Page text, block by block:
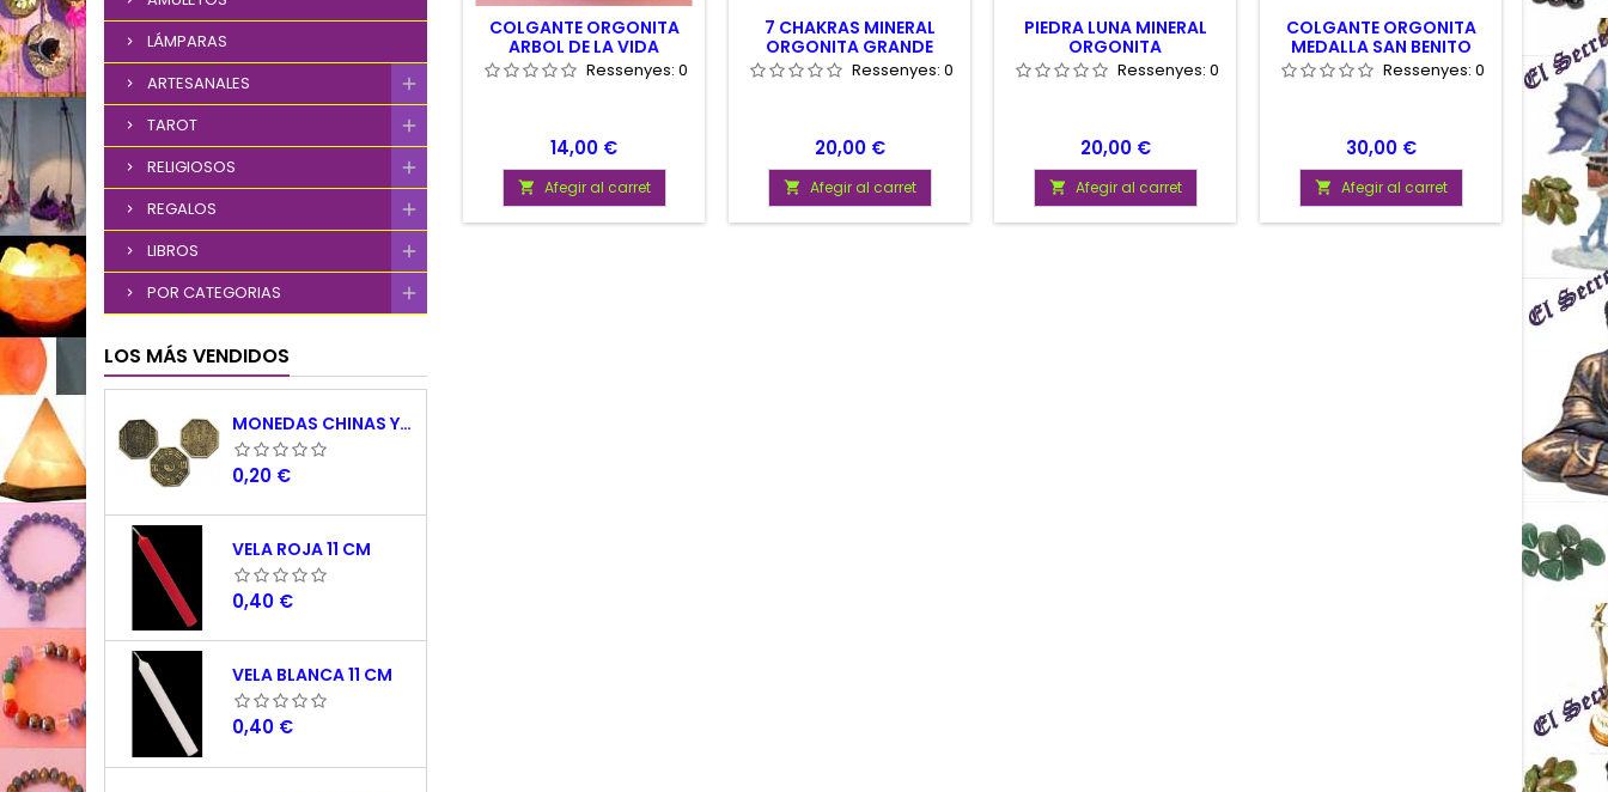
LÁMPARAS
ARTESANALES
TAROT
RELIGIOSOS
REGALOS
LIBROS
POR CATEGORIAS
LOS MÁS VENDIDOS
MONEDAS CHINAS YING YANG
Precio
0,20 €
VELA ROJA 11 CM
Precio
0,40 €
VELA BLANCA 11 CM
Precio
0,40 €
COLGANTE ORGONITA
ARBOL DE LA VIDA
Ressenyes: 0
Preu
14,00 €
 Afegir al carret
7 CHAKRAS MINERAL
ORGONITA GRANDE
Ressenyes: 0
Preu
20,00 €
 Afegir al carret
PIEDRA LUNA MINERAL
ORGONITA
Ressenyes: 0
Preu
20,00 €
 Afegir al carret
COLGANTE ORGONITA
MEDALLA SAN BENITO
Ressenyes: 0
Preu
30,00 €
 Afegir al carret 